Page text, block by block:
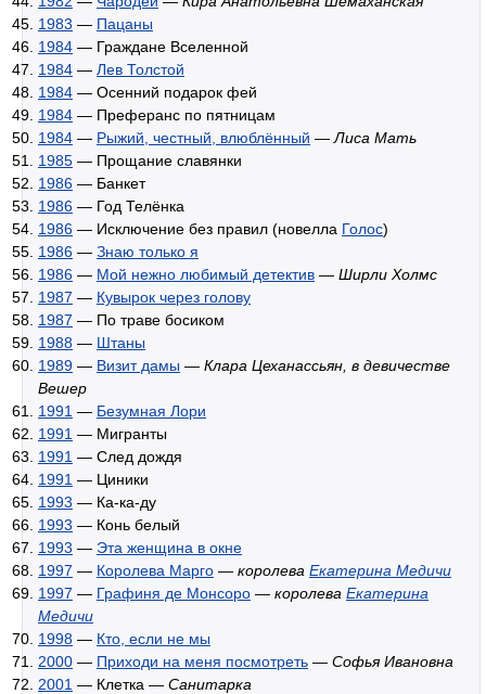
1983 — Пацаны
1984 — Граждане Вселенной
1984 — Лев Толстой
1984 — Осенний подарок фей
1984 — Преферанс по пятницам
1984 — Рыжий, честный, влюблённый — Лиса Мать
1985 — Прощание славянки
1986 — Банкет
1986 — Год Телёнка
1986 — Исключение без правил (новелла Голос)
1986 — Знаю только я
1986 — Мой нежно любимый детектив — Ширли Холмс
1987 — Кувырок через голову
1987 — По траве босиком
1988 — Штаны
1989 — Визит дамы — Клара Цеханассьян, в девичестве
Вешер
1991 — Безумная Лори
1991 — Мигранты
1991 — След дождя
1991 — Циники
1993 — Ка-ка-ду
1993 — Конь белый
1993 — Эта женщина в окне
1997 — Королева Марго — королева Екатерина Медичи
1997 — Графиня де Монсоро — королева Екатерина
Медичи
1998 — Кто, если не мы
2000 — Приходи на меня посмотреть — Софья Ивановна
2001 — Клетка — Санитарка